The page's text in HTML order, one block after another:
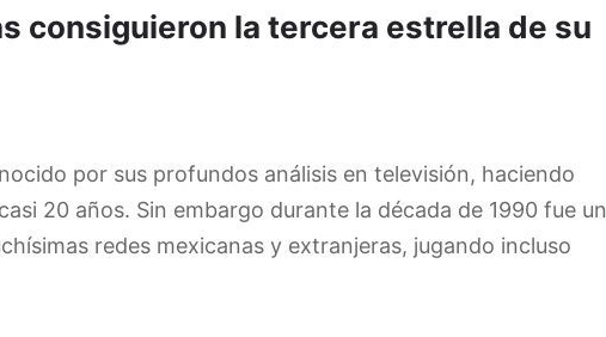
consiguieron la tercera estrella de su
por sus profundos análisis en televisión, haciendo
20 años. Sin embargo durante la década de 1990 fue un
redes mexicanas y extranjeras, jugando incluso